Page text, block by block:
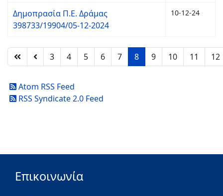
Δημοπρασία Π.Ε. Δράμας
398733/19904/05-12-2024
10-12-24
3 4 5 6 7 8 9 10 11 12
Atom RSS Feed
RSS Syndicate 2.0 Feed
Επικοινωνία